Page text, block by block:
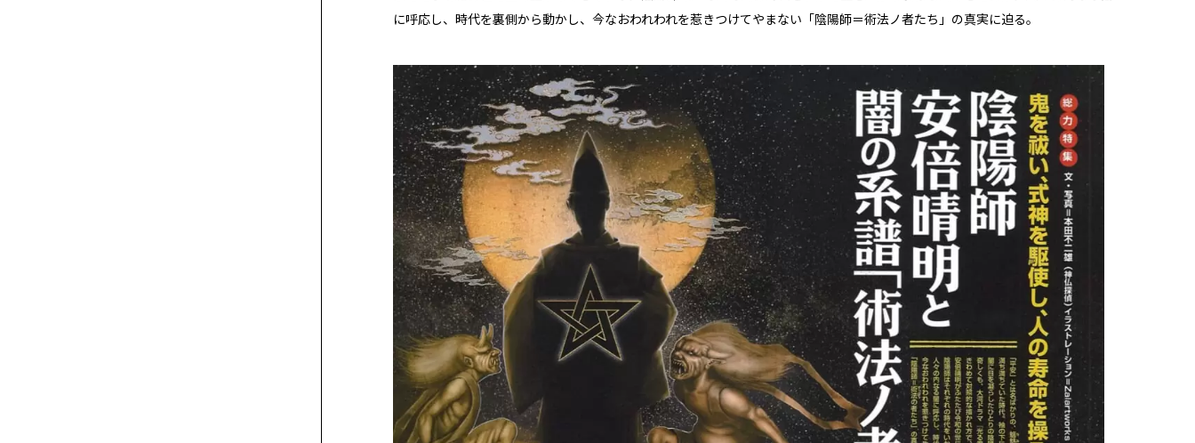
に呼応し、時代を裏側から動かし、今なおわれわれを惹きつけてやまない「陰陽師＝術法ノ者たち」の真実に迫る。